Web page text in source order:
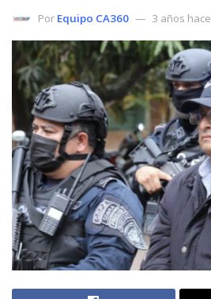
Por Equipo CA360 3 años hace